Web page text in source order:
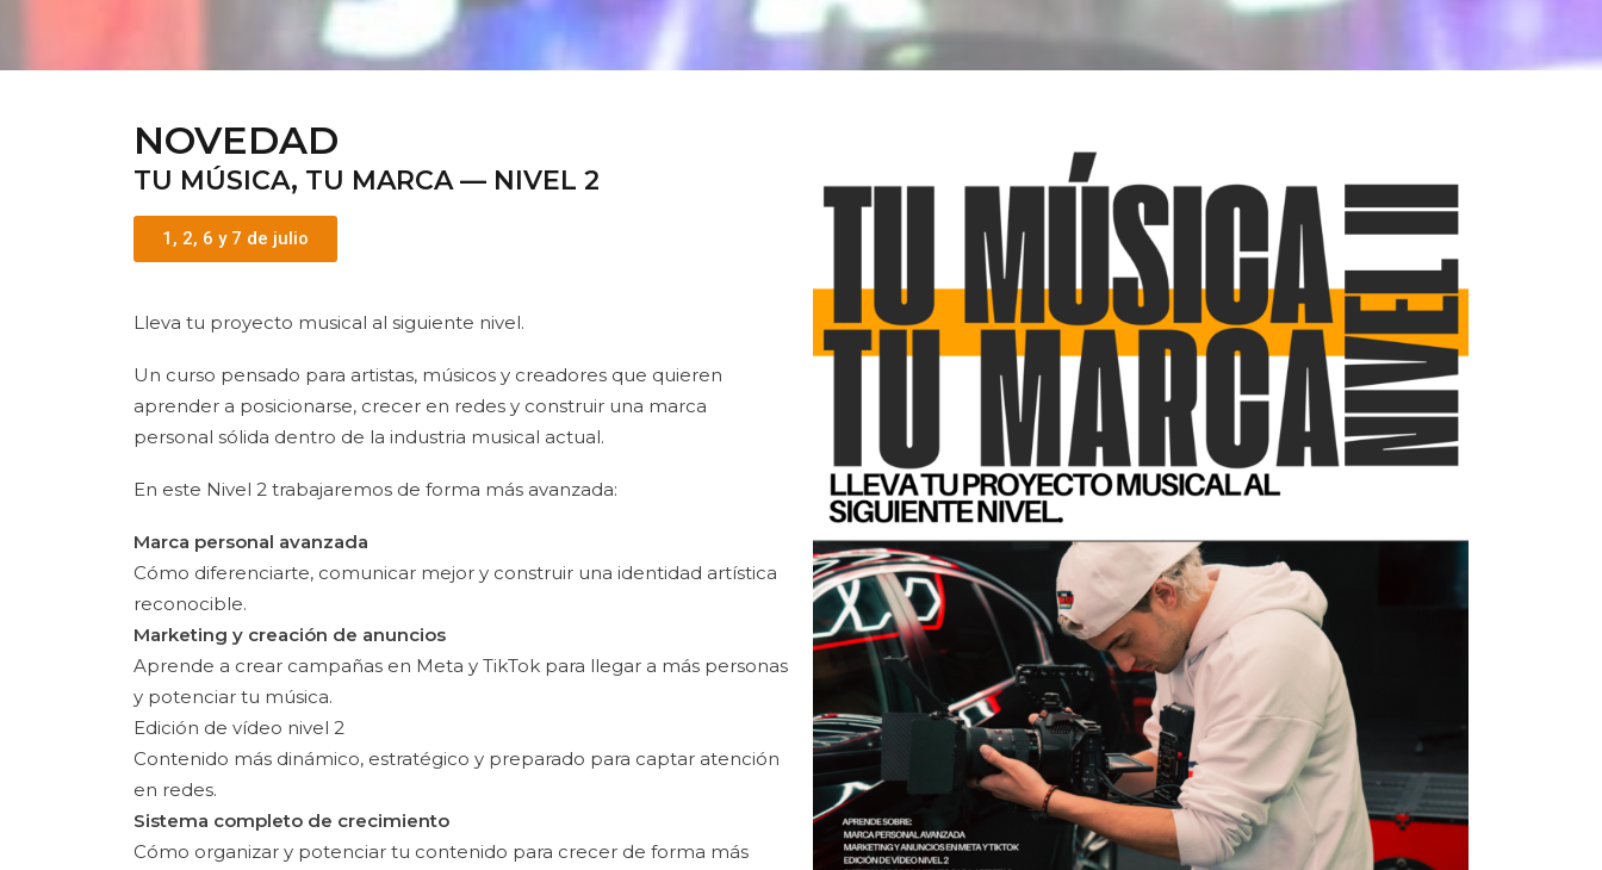
NOVEDAD
TU MÚSICA, TU MARCA — NIVEL 2
1, 2, 6 y 7 de julio
Lleva tu proyecto musical al siguiente nivel.
Un curso pensado para artistas, músicos y creadores que quieren
aprender a posicionarse, crecer en redes y construir una marca
personal sólida dentro de la industria musical actual.
En este Nivel 2 trabajaremos de forma más avanzada:
Marca personal avanzada
Cómo diferenciarte, comunicar mejor y construir una identidad artística
reconocible.
Marketing y creación de anuncios
Aprende a crear campañas en Meta y TikTok para llegar a más personas
y potenciar tu música.
Edición de vídeo nivel 2
Contenido más dinámico, estratégico y preparado para captar atención
en redes.
Sistema completo de crecimiento
Cómo organizar y potenciar tu contenido para crecer de forma más